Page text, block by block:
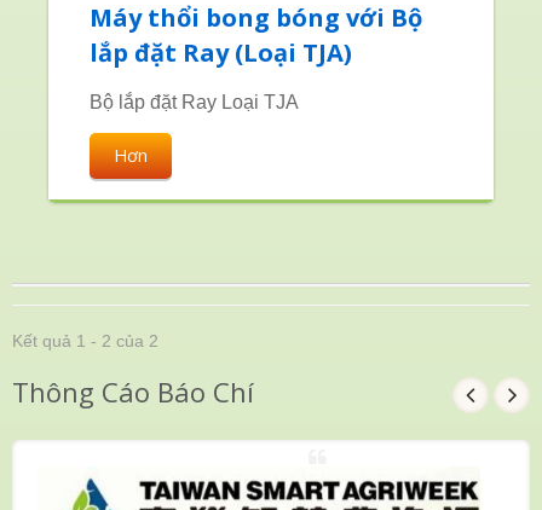
Máy thổi bong bóng với Bộ
lắp đặt Ray (Loại TJA)
Bộ lắp đặt Ray Loại TJA
Hơn
Kết quả 1 - 2 của 2
Thông Cáo Báo Chí